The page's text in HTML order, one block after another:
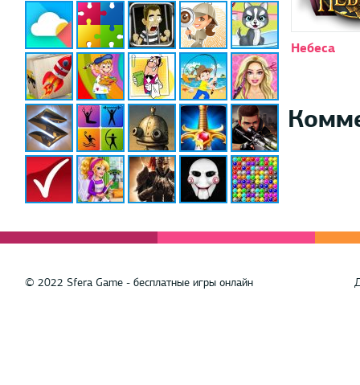
Небеса
© 2022 Sfera Game - бесплатные игры онлайн